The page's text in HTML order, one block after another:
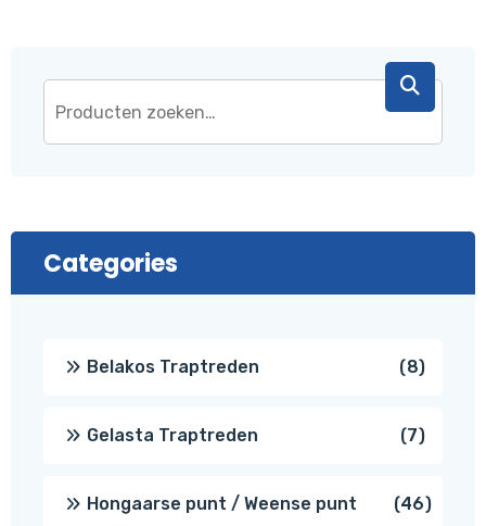
Categories
Belakos Traptreden 88
Gelasta Traptreden 77
Hongaarse punt / Weense punt 4646